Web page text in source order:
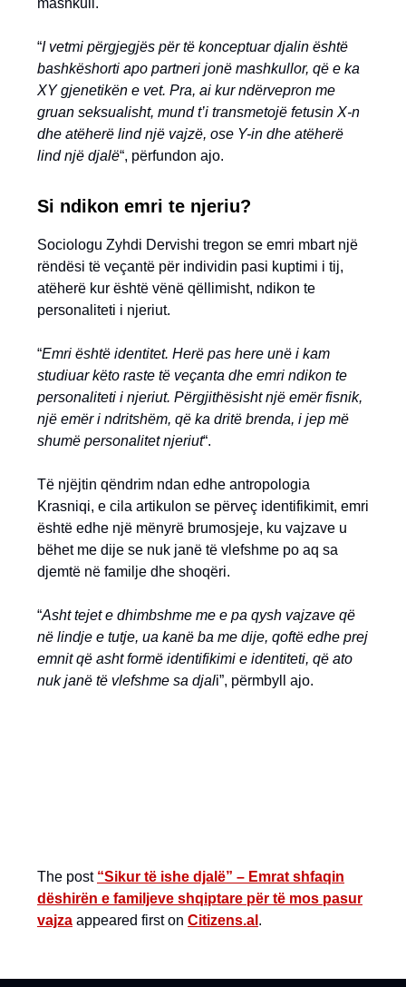
“I vetmi përgjegjës për të konceptuar djalin është
bashkëshorti apo partneri jonë mashkullor, që e ka
XY gjenetikën e vet. Pra, ai kur ndërvepron me
gruan seksualisht, mund t’i transmetojë fetusin X-n
dhe atëherë lind një vajzë, ose Y-in dhe atëherë
lind një djalë“, përfundon ajo.
Si ndikon emri te njeriu?
Sociologu Zyhdi Dervishi tregon se emri mbart një
rëndësi të veçantë për individin pasi kuptimi i tij,
atëherë kur është vënë qëllimisht, ndikon te
personaliteti i njeriut.
“Emri është identitet. Herë pas here unë i kam
studiuar këto raste të veçanta dhe emri ndikon te
personaliteti i njeriut. Përgjithësisht një emër fisnik,
një emër i ndritshëm, që ka dritë brenda, i jep më
shumë personalitet njeriut“.
Të njëjtin qëndrim ndan edhe antropologia
Krasniqi, e cila artikulon se përveç identifikimit, emri
është edhe një mënyrë brumosjeje, ku vajzave u
bëhet me dije se nuk janë të vlefshme po aq sa
djemtë në familje dhe shoqëri.
“Asht tejet e dhimbshme me e pa qysh vajzave që
në lindje e tutje, ua kanë ba me dije, qoftë edhe prej
emnit që asht formë identifikimi e identiteti, që ato
nuk janë të vlefshme sa djali”, përmbyll ajo.
The post “Sikur të ishe djalë” – Emrat shfaqin
dëshirën e familjeve shqiptare për të mos pasur
vajza appeared first on Citizens.al .